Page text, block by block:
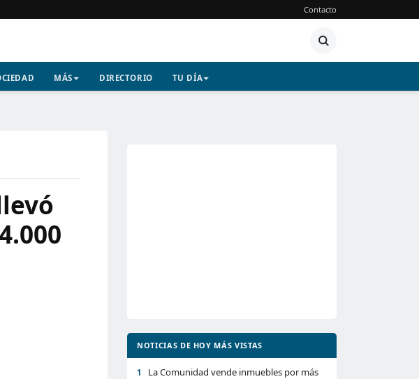
Contacto
MÁS DIRECTORIO TU DÍA
NOTICIAS DE HOY MÁS VISTAS
1
La Comunidad vende inmuebles por más